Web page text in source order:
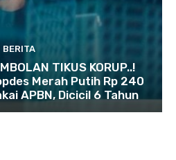
BERITA
TIKUS KORUP..!
Merah Putih Rp 240
APBN, Dicicil 6 Tahun